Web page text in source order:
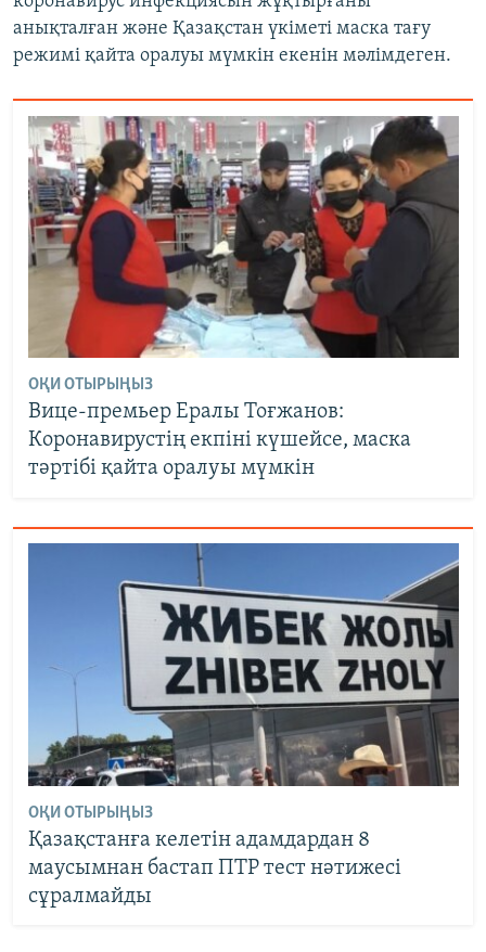
анықталған және Қазақстан үкіметі маска тағу
режимі қайта оралуы мүмкін екенін мәлімдеген.
ОҚИ ОТЫРЫҢЫЗ
Вице-премьер Ералы Тоғжанов:
Коронавирустің екпіні күшейсе, маска
тәртібі қайта оралуы мүмкін
ОҚИ ОТЫРЫҢЫЗ
Қазақстанға келетін адамдардан 8
маусымнан бастап ПТР тест нәтижесі
сұралмайды